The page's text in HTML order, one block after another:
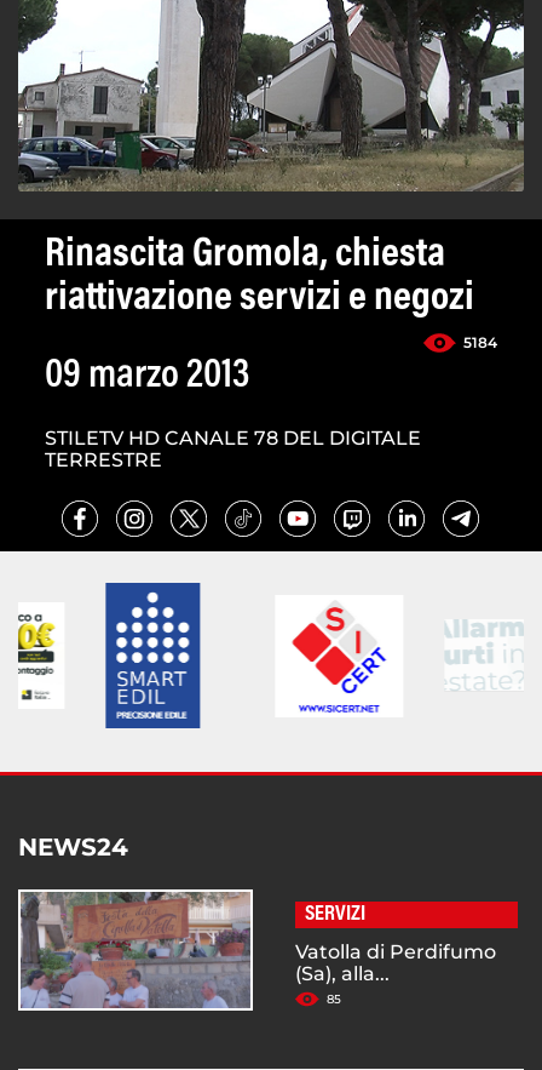
Rinascita Gromola, chiesta
riattivazione servizi e negozi
5184
09 marzo 2013
STILETV HD CANALE 78 DEL DIGITALE
TERRESTRE
NEWS24
SERVIZI
Vatolla di Perdifumo
(Sa), alla...
85